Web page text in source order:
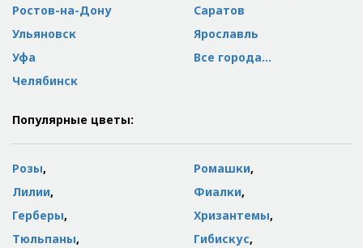
Ростов-на-Дону
Саратов
Ульяновск
Уфа
Челябинск
Ярославль
Все города…
Популярные цветы:
Розы,
Лилии,
Герберы,
Тюльпаны,
Ромашки,
Фиалки,
Хризантемы,
Гибискус,